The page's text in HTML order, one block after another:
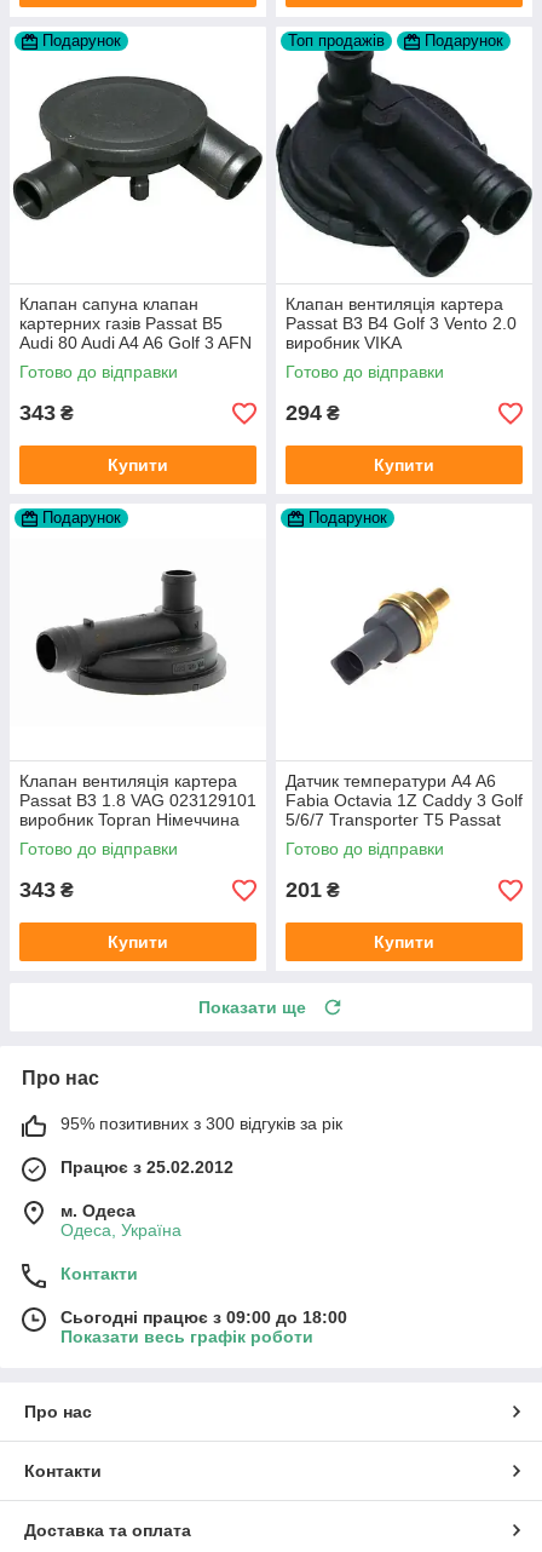
Подарунок
Клапан сапуна клапан
картерних газів Passat B5
Audi 80 Audi A4 A6 Golf 3 AFN
1Y AAZ 1Z AFF AEY AAZ AHB
AHU
Готово до відправки
343 ₴
Купити
Топ продажів Подарунок
Клапан вентиляція картера
Passat B3 B4 Golf 3 Vento 2.0
виробник VIKA
Готово до відправки
294 ₴
Купити
Подарунок
Клапан вентиляція картера
Passat B3 1.8 VAG 023129101
виробник Topran Німеччина
Готово до відправки
343 ₴
Купити
Подарунок
Датчик температури A4 A6
Fabia Octavia 1Z Caddy 3 Golf
5/6/7 Transporter T5 Passat
B6 (колір сірий)
Готово до відправки
201 ₴
Купити
Показати ще
Про нас
95% позитивних з 300 відгуків за рік
Працює з 25.02.2012
м. Одеса
Одеса, Україна
Контакти
Сьогодні працює з 09:00 до 18:00
Показати весь графік роботи
Про нас
Контакти
Доставка та оплата